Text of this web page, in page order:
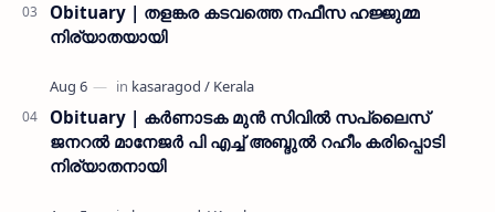
Obituary | തളങ്കര കടവത്തെ നഫീസ ഹജ്ജുമ്മ
നിര്യാതയായി
Obituary | കർണാടക മുൻ സിവില്‍ സപ്ലൈസ്
ജനറൽ മാനേജർ പി എച്ച് അബ്ദുൽ റഹീം കരിപ്പൊടി
നിര്യാതനായി